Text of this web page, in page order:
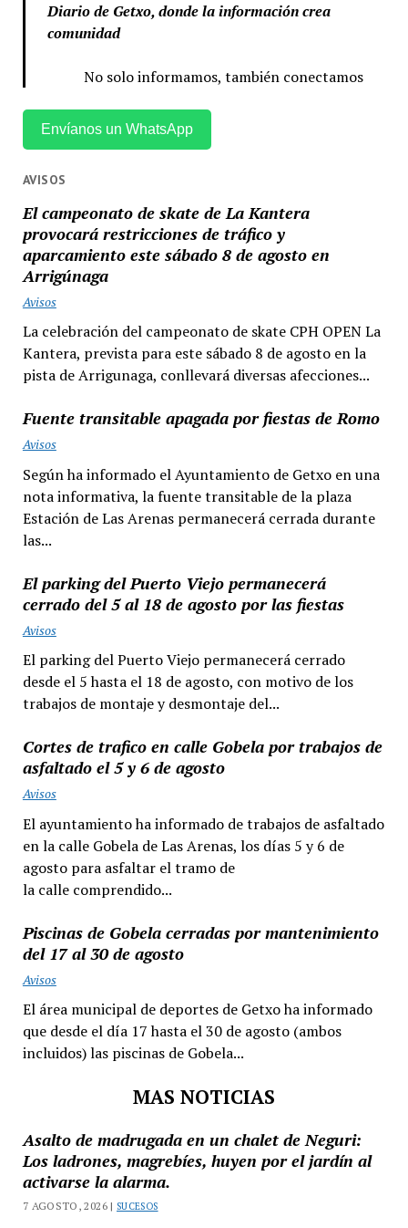
Diario de Getxo, donde la información crea
comunidad
No solo informamos, también conectamos
Envíanos un WhatsApp
AVISOS
El campeonato de skate de La Kantera
provocará restricciones de tráfico y
aparcamiento este sábado 8 de agosto en
Arrigúnaga
Avisos
La celebración del campeonato de skate CPH OPEN La
Kantera, prevista para este sábado 8 de agosto en la
pista de Arrigunaga, conllevará diversas afecciones...
Fuente transitable apagada por fiestas de Romo
Avisos
Según ha informado el Ayuntamiento de Getxo en una
nota informativa, la fuente transitable de la plaza
Estación de Las Arenas permanecerá cerrada durante
las...
El parking del Puerto Viejo permanecerá
cerrado del 5 al 18 de agosto por las fiestas
Avisos
El parking del Puerto Viejo permanecerá cerrado
desde el 5 hasta el 18 de agosto, con motivo de los
trabajos de montaje y desmontaje del...
Cortes de trafico en calle Gobela por trabajos de
asfaltado el 5 y 6 de agosto
Avisos
El ayuntamiento ha informado de trabajos de asfaltado
en la calle Gobela de Las Arenas, los días 5 y 6 de
agosto para asfaltar el tramo de
la calle comprendido...
Piscinas de Gobela cerradas por mantenimiento
del 17 al 30 de agosto
Avisos
El área municipal de deportes de Getxo ha informado
que desde el día 17 hasta el 30 de agosto (ambos
incluidos) las piscinas de Gobela...
MAS NOTICIAS
Asalto de madrugada en un chalet de Neguri:
Los ladrones, magrebíes, huyen por el jardín al
activarse la alarma.
7 AGOSTO, 2026 | SUCESOS